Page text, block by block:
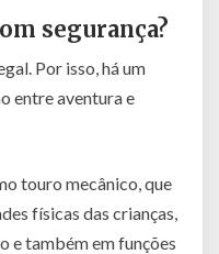
segurança?
Por isso, há um
entre aventura e
touro mecânico, que
físicas das crianças,
e também em funções